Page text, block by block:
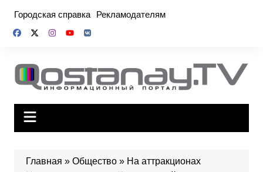
содержимому
Городская справка Рекламодателям
Главная » Общество» На аттракционах